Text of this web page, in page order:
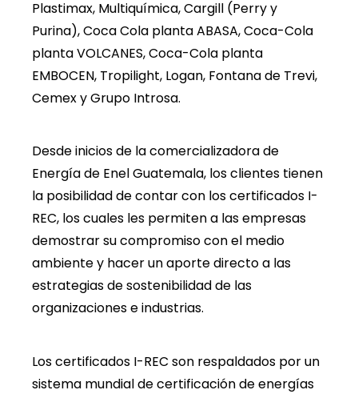
Plastimax, Multiquímica, Cargill (Perry y
Purina), Coca Cola planta ABASA, Coca-Cola
planta VOLCANES, Coca-Cola planta
EMBOCEN, Tropilight, Logan, Fontana de Trevi,
Cemex y Grupo Introsa.
Desde inicios de la comercializadora de
Energía de Enel Guatemala, los clientes tienen
la posibilidad de contar con los certificados I-
REC, los cuales les permiten a las empresas
demostrar su compromiso con el medio
ambiente y hacer un aporte directo a las
estrategias de sostenibilidad de las
organizaciones e industrias.
Los certificados I-REC son respaldados por un
sistema mundial de certificación de energías